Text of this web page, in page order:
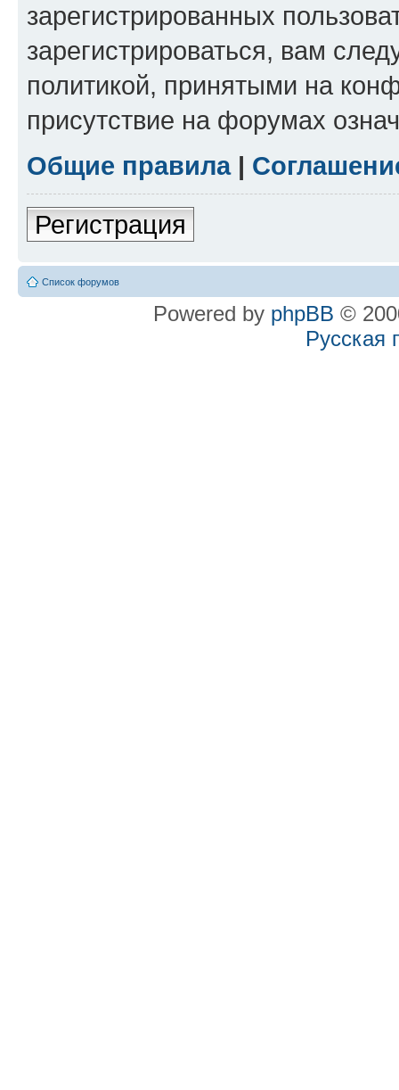
зарегистрированных
зарегистрироваться, вам
политикой, принятыми на
присутствие на форумах
Общие правила|
Регистрация
Список форумов
Powered by phpBB ©
Русская